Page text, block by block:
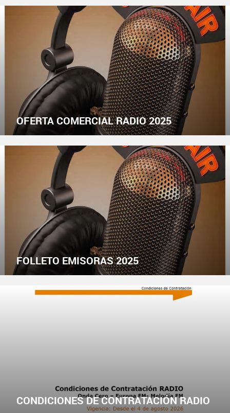
OFERTA COMERCIAL RADIO 2025
FOLLETO EMISORAS 2025
CONDICIONES DE CONTRATACIÓN RADIO